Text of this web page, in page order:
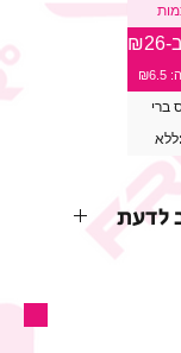
ברי
ללא
לדעת
בלבד
לעצמה את
להפסיק